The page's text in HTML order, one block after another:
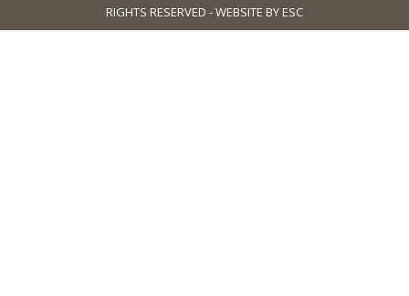
RIGHTS RESERVED - WEBSITE BY ESC